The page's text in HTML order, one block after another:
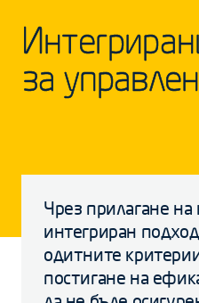
за
Чрез прилагане
интегриран
одитните
постигане на